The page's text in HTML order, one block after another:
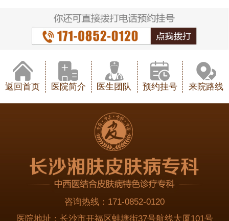
返回首页 医院简介 医生团队 预约挂号 来院路线
咨询热线： 171-0852-0120
医院地址： 长沙市开福区蚌塘街37号航线大厦101号